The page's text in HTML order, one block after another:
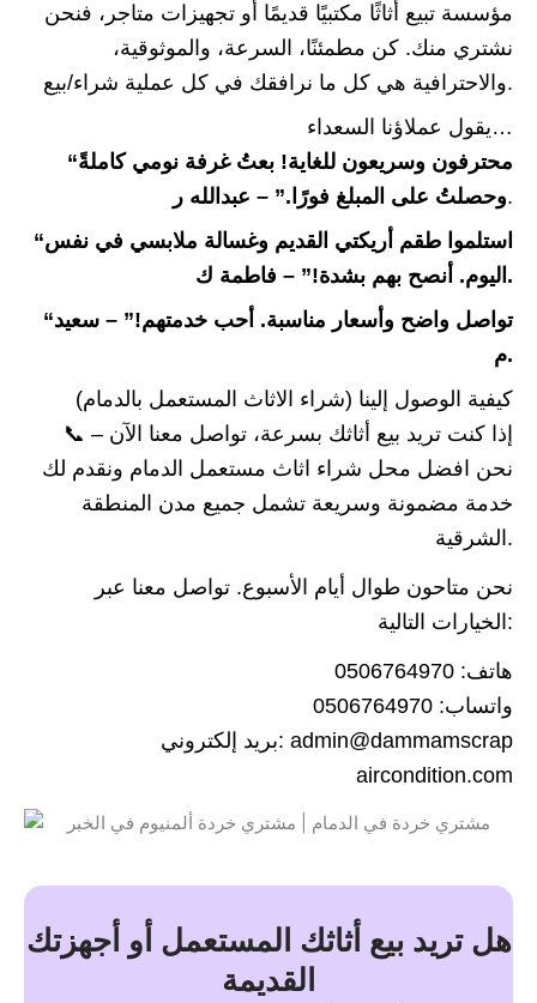
مؤسسة تبيع أثاثًا مكتبيًا قديمًا أو تجهيزات متاجر، فنحن
نشتري منك. كن مطمئنًا، السرعة، والموثوقية،
والاحترافية هي كل ما نرافقك في كل عملية شراء/بيع.
يقول عملاؤنا السعداء…
“محترفون وسريعون للغاية! بعتُ غرفة نومي كاملةً
وحصلتُ على المبلغ فورًا.” – عبدالله ر.
“استلموا طقم أريكتي القديم وغسالة ملابسي في نفس
اليوم. أنصح بهم بشدة!” – فاطمة ك.
“تواصل واضح وأسعار مناسبة. أحب خدمتهم!” – سعيد
م.
كيفية الوصول إلينا (شراء الاثاث المستعمل بالدمام)
📞 إذا كنت تريد بيع أثاثك بسرعة، تواصل معنا الآن –
نحن افضل محل شراء اثاث مستعمل الدمام ونقدم لك
خدمة مضمونة وسريعة تشمل جميع مدن المنطقة
الشرقية.
نحن متاحون طوال أيام الأسبوع. تواصل معنا عبر
الخيارات التالية:
هاتف: 0506764970
واتساب: 0506764970
بريد إلكتروني: admin@dammamscrap
aircondition.com
هل تريد بيع أثاثك المستعمل أو أجهزتك
القديمة